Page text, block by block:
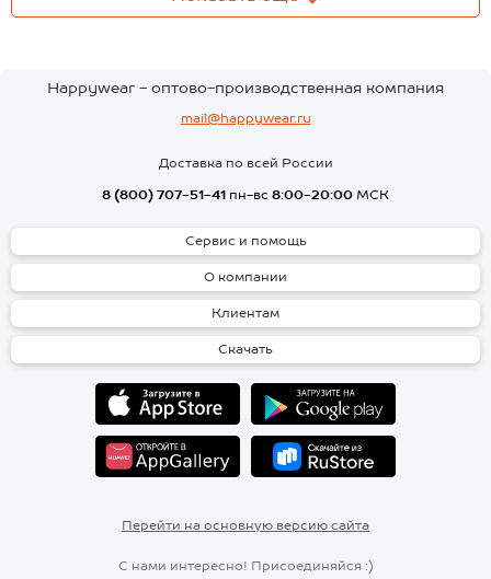
Happywear - оптово-производственная компания
mail@happywear.ru
Доставка по всей России
8 (800) 707-51-41 пн-вс 8:00-20:00 МСК
Сервис и помощь
О компании
Клиентам
Скачать
Перейти на основную версию сайта
С нами интересно! Присоединяйся :)